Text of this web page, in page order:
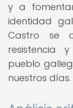
y a
identidad
Castro se
resistencia
pueblo
nuestros días.